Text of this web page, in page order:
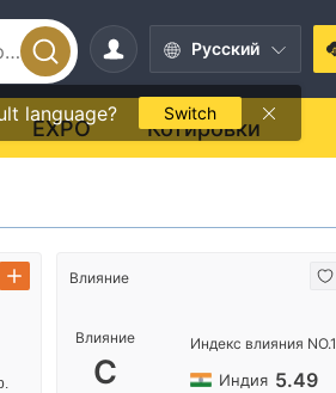
Pусский
language? Switch
EXPO Котировки
Влияние
Влияние
C
Индекс влияния NO.1
Индия 5.49